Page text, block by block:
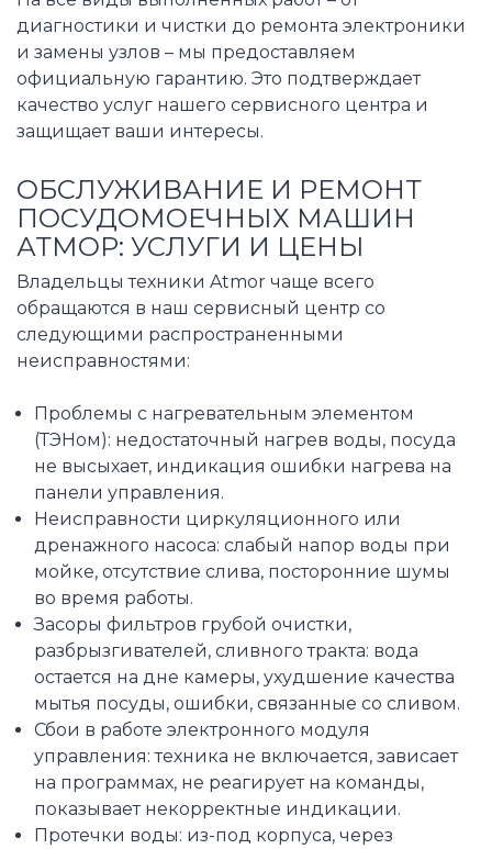
диагностики и чистки до ремонта электроники
и замены узлов – мы предоставляем
официальную гарантию. Это подтверждает
качество услуг нашего сервисного центра и
защищает ваши интересы.
ОБСЛУЖИВАНИЕ И РЕМОНТ
ПОСУДОМОЕЧНЫХ МАШИН
АТМОР: УСЛУГИ И ЦЕНЫ
Владельцы техники Atmor чаще всего
обращаются в наш сервисный центр со
следующими распространенными
неисправностями:
Проблемы с нагревательным элементом
(ТЭНом): недостаточный нагрев воды, посуда
не высыхает, индикация ошибки нагрева на
панели управления.
Неисправности циркуляционного или
дренажного насоса: слабый напор воды при
мойке, отсутствие слива, посторонние шумы
во время работы.
Засоры фильтров грубой очистки,
разбрызгивателей, сливного тракта: вода
остается на дне камеры, ухудшение качества
мытья посуды, ошибки, связанные со сливом.
Сбои в работе электронного модуля
управления: техника не включается, зависает
на программах, не реагирует на команды,
показывает некорректные индикации.
Протечки воды: из-под корпуса, через